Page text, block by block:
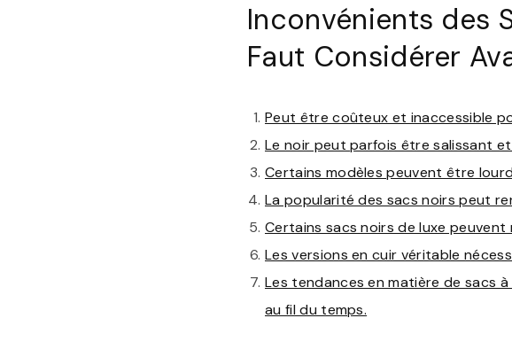
Inconvénients des
Faut Considérer
Peut être coûteux et inaccessible
Le noir peut parfois être salissant
Certains modèles peuvent être
La popularité des sacs noirs peut
Certains sacs noirs de luxe
Les versions en cuir véritable
Les tendances en matière de sacs
au fil du temps.